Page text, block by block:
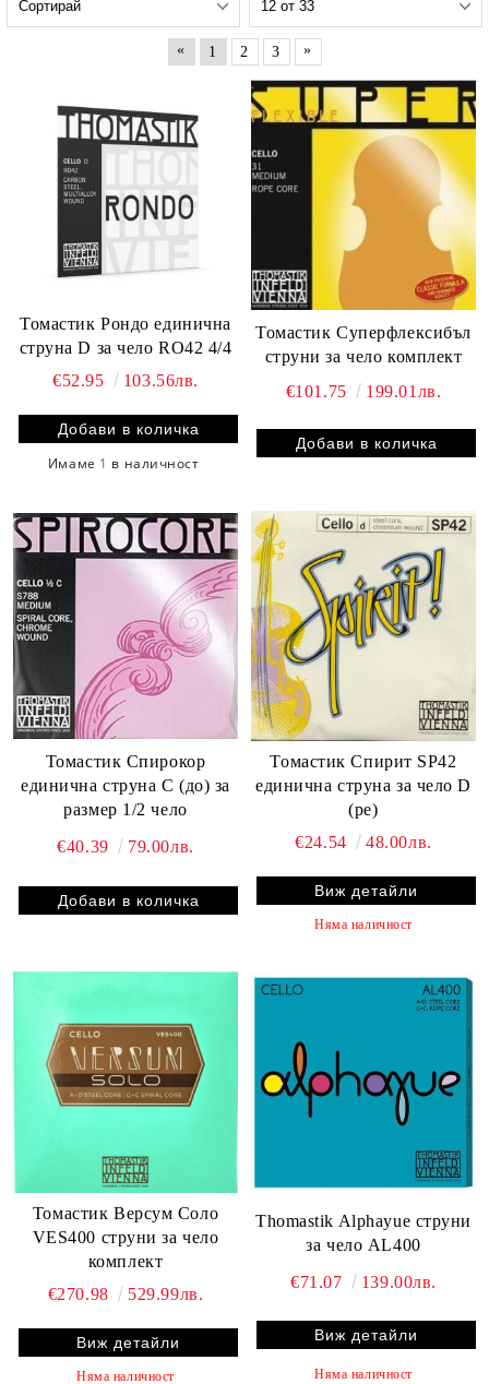
« 1 2 3 »
Томастик Рондо единична
струна D за чело RO42 4/4
€52.95
103.56лв.
Имаме 1 в наличност
Томастик Суперфлексибъл
струни за чело комплект
€101.75
199.01лв.
Томастик Спирокор
единична струна C (до) за
размер 1/2 чело
€40.39 79.00лв.
Томастик Спирит SP42
единична струна за чело D
(ре)
€24.54
48.00лв.
Виж детайли
Няма наличност
Томастик Версум Соло
VES400 струни за чело
комплект
€270.98
529.99лв.
Виж детайли
Няма наличност
Thomastik Alphayue струни
за чело AL400
€71.07
139.00лв.
Виж детайли
Няма наличност